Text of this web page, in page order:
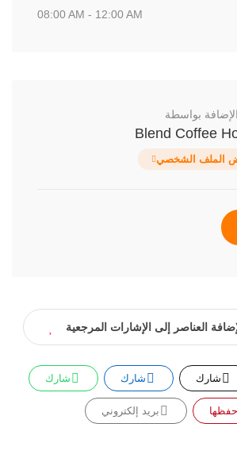
08:00 AM - 12:00 AM
بواسطة
Blend Coffee
الملف الشخصي
العناصر إلى الإشارات المرجعية
شارك شارك شارك
بريد إلكتروني